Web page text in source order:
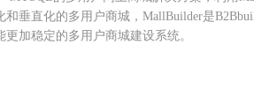
垂直化的多用户商城，MallBuilder是
加稳定的多用户商城建设系统。